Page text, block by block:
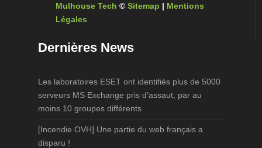
Mulhouse Tech © Sitemap | Mentions
Légales
Dernières News
Les laboratoires ESET ont identifiés plus de 5000
serveurs MS Exchange pris d’assaut, par au
moins 10 groupes différents
[Incendie OVH] Une partie du web français a
disparu !